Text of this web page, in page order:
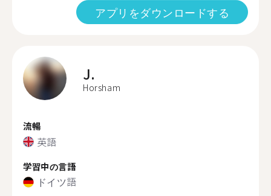
アプリをダウンロードする
J.
Horsham
流暢
英語
学習中の言語
ドイツ語